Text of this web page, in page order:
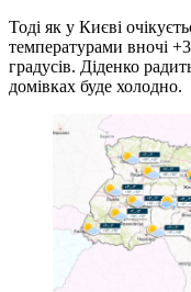
Тоді як у Києві
температурами вночі
градусів. Діденко
домівках буде холодно.